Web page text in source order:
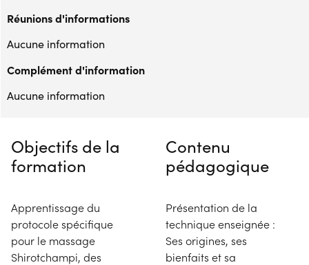
Réunions d'informations
Aucune information
Complément d'information
Aucune information
Objectifs de la
formation
Apprentissage du
protocole spécifique
pour le massage
Shirotchampi, des
Contenu
pédagogique
Présentation de la
technique enseignée :
Ses origines, ses
bienfaits et sa